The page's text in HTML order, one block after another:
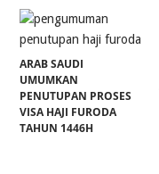
ARAB SAUDI
UMUMKAN
PENUTUPAN PROSES
VISA HAJI FURODA
TAHUN 1446H